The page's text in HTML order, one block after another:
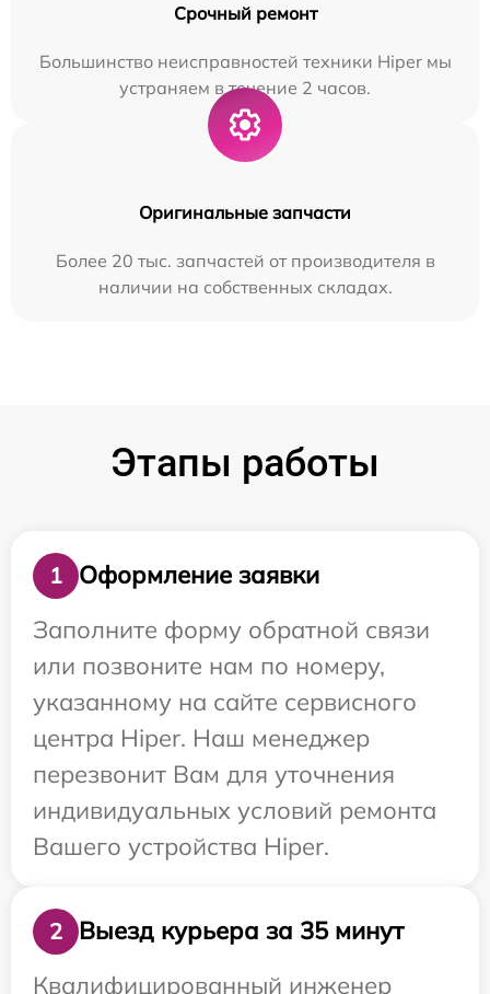
Срочный ремонт
Большинство неисправностей техники Hiper мы
устраняем в течение 2 часов.
Оригинальные запчасти
Более 20 тыс. запчастей от производителя в
наличии на собственных складах.
Этапы работы
1
Оформление заявки
Заполните форму обратной связи
или позвоните нам по номеру,
указанному на сайте сервисного
центра Hiper. Наш менеджер
перезвонит Вам для уточнения
индивидуальных условий ремонта
Вашего устройства Hiper.
2
Выезд курьера за 35 минут
Квалифицированный инженер